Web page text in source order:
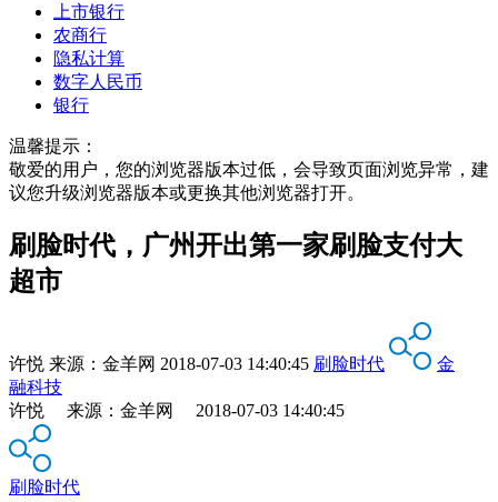
上市银行
农商行
隐私计算
数字人民币
银行
温馨提示：
敬爱的用户，您的浏览器版本过低，会导致页面浏览异常，建
议您升级浏览器版本或更换其他浏览器打开。
刷脸时代，广州开出第一家刷脸支付大
超市
许悦 来源： 金羊网 2018-07-03 14:40:45 刷脸时代
金
融科技
许悦 来源：金羊网 2018-07-03 14:40:45
刷脸时代